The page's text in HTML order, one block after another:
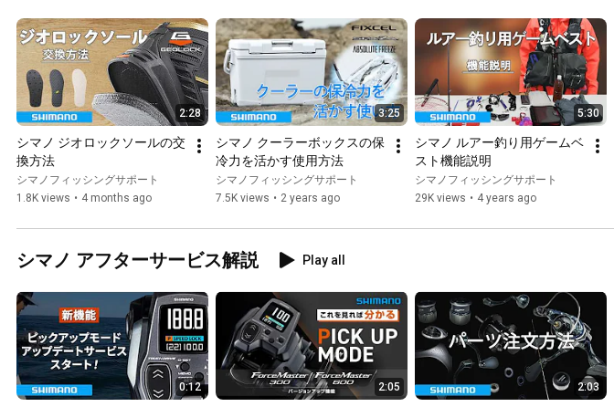
2:28
シマノ ジオロックソールの交
換方法
シマノフィッシングサポート
1.8K views • 4 months ago
3:25
シマノ クーラーボックスの保
冷力を活かす使用方法
シマノフィッシングサポート
7.5K views • 2 years ago
5:30
シマノ ルアー釣り用ゲームベ
スト機能説明
シマノフィッシングサポート
29K views • 4 years ago
シマノ アフターサービス解説 Play all
0:12 2:05 2:03